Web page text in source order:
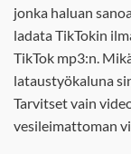
jonka haluan
ladata TikTokin
TikTok mp3:n.
lataustyökaluna
Tarvitset vain
vesileimattoman